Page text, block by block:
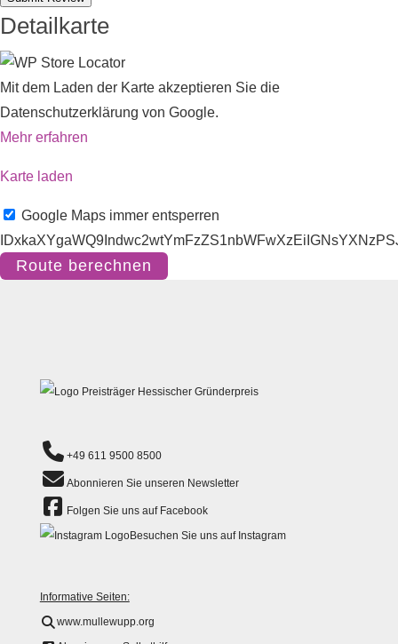
Detailkarte
Mit dem Laden der Karte akzeptieren Sie die
Datenschutzerklärung von Google.
Mehr erfahren
Karte laden
Google Maps immer entsperren
Route berechnen
+49 611 9500 8500
Abonnieren Sie unseren Newsletter
Folgen Sie uns auf Facebook
Besuchen Sie uns auf Instagram
Informative Seiten:
www.mullewupp.org